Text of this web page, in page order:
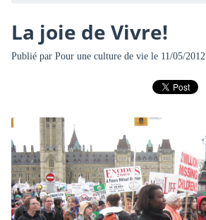
La joie de Vivre!
Publié par Pour une culture de viele 11/05/